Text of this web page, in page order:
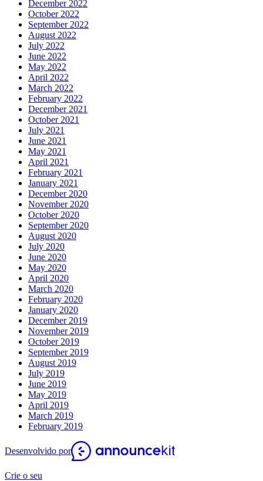
December 2022
October 2022
September 2022
August 2022
July 2022
June 2022
May 2022
April 2022
March 2022
February 2022
December 2021
October 2021
July 2021
June 2021
May 2021
April 2021
February 2021
January 2021
December 2020
November 2020
October 2020
September 2020
August 2020
July 2020
June 2020
May 2020
April 2020
March 2020
February 2020
January 2020
December 2019
November 2019
October 2019
September 2019
August 2019
July 2019
June 2019
May 2019
April 2019
March 2019
February 2019
Desenvolvido por
Crie o seu